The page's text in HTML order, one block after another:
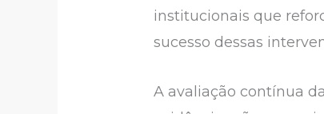
institucionais que
sucesso dessas
A avaliação contínua